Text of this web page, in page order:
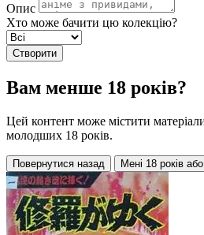
Опис
Хто може бачити цю колекцію?
Створити
Вам менше 18 років?
Цей контент може містити
молодших 18 років.
Повернутися назад Мені 18 років